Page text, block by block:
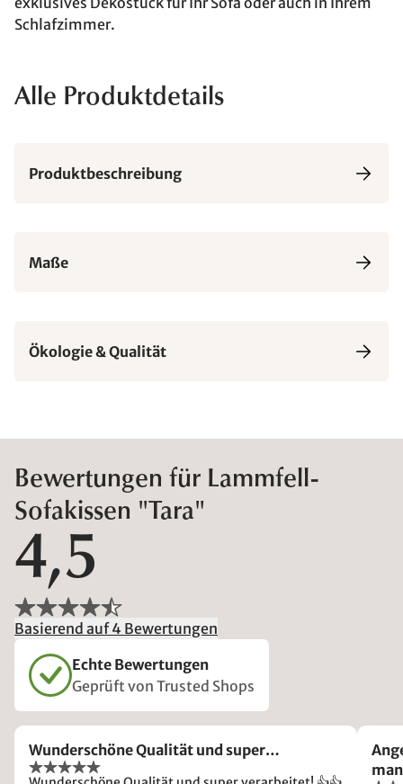
Schlafzimmer.
Alle Produktdetails
Produktbeschreibung
Maße
Ökologie & Qualität
Bewertungen für Lammfell-
Sofakissen "Tara"
4,5
Basierend auf 4 Bewertungen
Echte Bewertungen
Geprüft von Trusted Shops
Wunderschöne Qualität und super…